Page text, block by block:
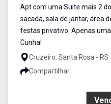
Apt com uma Suite mais 2
sacada, sala de jantar, área
festas privativo. Apenas
Cunha!
Cruzeiro, Santa Rosa - RS
Compartilhar